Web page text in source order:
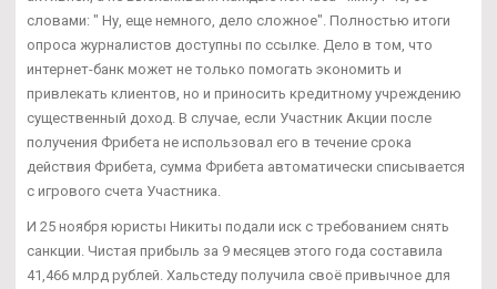
словами: " Ну, еще немного, дело сложное". Полностью итоги
опроса журналистов доступны по ссылке. Дело в том, что
интернет-банк может не только помогать экономить и
привлекать клиентов, но и приносить кредитному учреждению
существенный доход. В случае, если Участник Акции после
получения Фрибета не использовал его в течение срока
действия Фрибета, сумма Фрибета автоматически списывается
с игрового счета Участника.
И 25 ноября юристы Никиты подали иск с требованием снять
санкции. Чистая прибыль за 9 месяцев этого года составила
41,466 млрд рублей. Хальстеду получила своё привычное для